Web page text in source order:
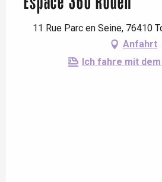
11 Rue Parc en Seine, 76410
Anfahrt
Ich fahre mit